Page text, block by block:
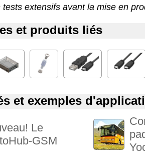
extensifs avant la mise en
et produits liés
et exemples
Le
GSM